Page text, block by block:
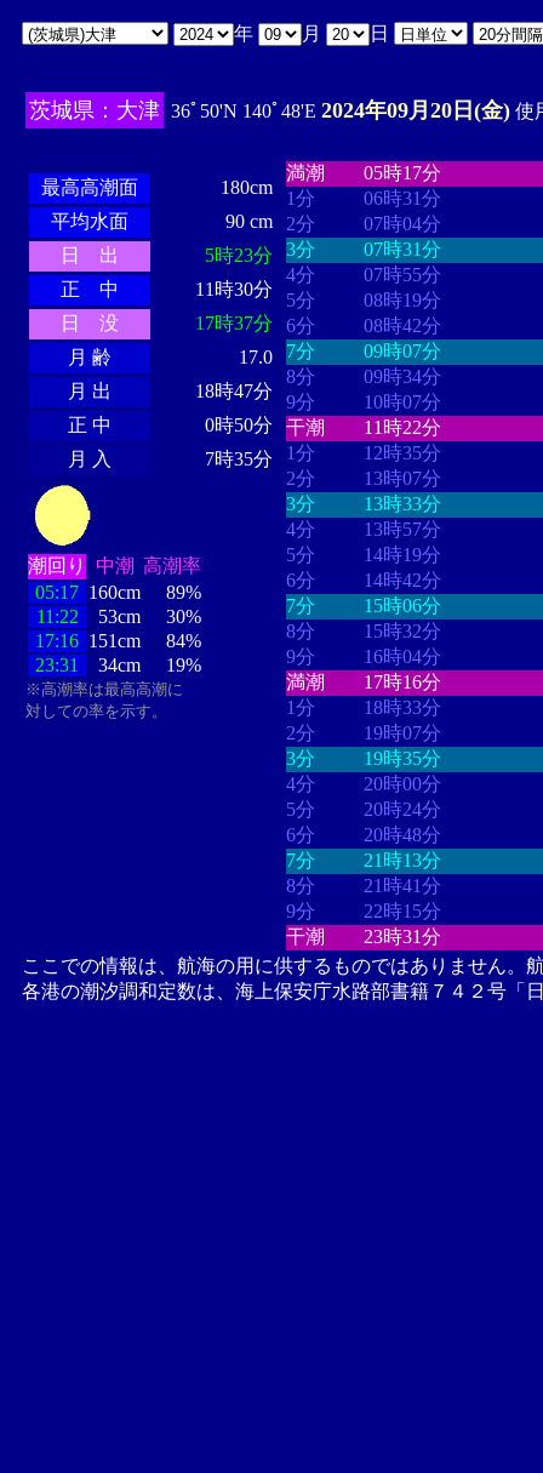
年 月 日
茨城県：大津 36ﾟ50'N 140ﾟ48'E 2024年09月20日(金) 使
最高高潮面
180cm
平均水面
90 cm
日 出
5時23分
正 中
11時30分
日 没
17時37分
月 齢
17.0
月 出
18時47分
正 中
0時50分
月 入
7時35分
潮回り 中潮 高潮率
05:17 160cm
89%
11:22
53cm
30%
17:16 151cm
84%
23:31
34cm 19%
※高潮率は最高高潮に
対しての率を示す。
満潮
05時17分
1分
06時31分
2分
07時04分
3分
07時31分
4分
07時55分
5分
08時19分
6分
08時42分
7分
09時07分
8分
09時34分
9分
10時07分
干潮
11時22分
1分
12時35分
2分
13時07分
3分
13時33分
4分
13時57分
5分
14時19分
6分
14時42分
7分
15時06分
8分
15時32分
9分
16時04分
満潮
17時16分
1分
18時33分
2分
19時07分
3分
19時35分
4分
20時00分
5分
20時24分
6分
20時48分
7分
21時13分
8分
21時41分
9分
22時15分
干潮
23時31分
ここでの情報は、航海の用に供するものではありません。
各港の潮汐調和定数は、海上保安庁水路部書籍７４２号「